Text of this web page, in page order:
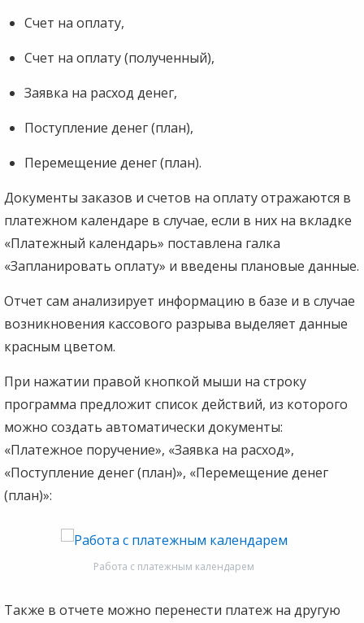
Счет на оплату,
Счет на оплату (полученный),
Заявка на расход денег,
Поступление денег (план),
Перемещение денег (план).
Документы заказов и счетов на оплату отражаются в
платежном календаре в случае, если в них на вкладке
«Платежный календарь» поставлена галка
«Запланировать оплату» и введены плановые данные.
Отчет сам анализирует информацию в базе и в случае
возникновения кассового разрыва выделяет данные
красным цветом.
При нажатии правой кнопкой мыши на строку
программа предложит список действий, из которого
можно создать автоматически документы:
«Платежное поручение», «Заявка на расход»,
«Поступление денег (план)», «Перемещение денег
(план)»:
Работа с платежным календарем
Также в отчете можно перенести платеж на другую